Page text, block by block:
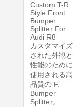
Custom T-R
Style Front
Bumper
Splitter For
Audi R8
カスタマイズ
された外観と
性能のために
使用される高
品質の F.
Bumper
Splitter。